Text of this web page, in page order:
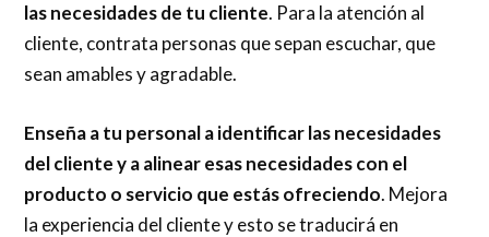
las necesidades de tu cliente. Para la atención al
cliente, contrata personas que sepan escuchar, que
sean amables y agradable.
Enseña a tu personal a identificar las necesidades
del cliente y a alinear esas necesidades con el
producto o servicio que estás ofreciendo. Mejora
la experiencia del cliente y esto se traducirá en